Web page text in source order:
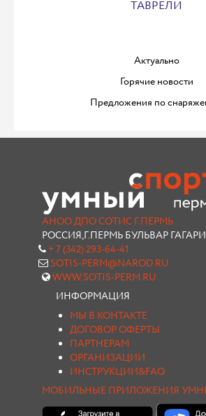
ТАВРЕЛИ
Актуально
Горячие новости
Предложения по
АНОО ДПО СОТИС Г.ПЕРМЬ
РОССИЯ,Г.ПЕРМЬ БУЛЬВАР
+ 7 (342) 293-64-41
SOTIS-PERM@NAROD.RU
WWW.SOTIS-PERM.RU
ИНФОРМАЦИЯ
МЫ В КОНТАКТЕ
ДОГОВОР ОФЕРТЫ
ПАРТНЕРАМ
ОРГАНИЗАЦИИ
ИНСТРУКЦИИ&FAQ
МОБИЛЬНЫЕ ПРИЛОЖЕНИЯ